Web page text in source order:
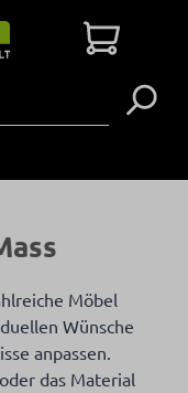
Möbel
Wünsche
anpassen.
das Material